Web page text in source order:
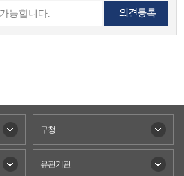
구청
유관기관